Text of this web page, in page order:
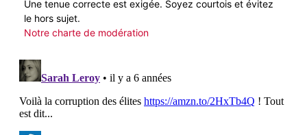
Une tenue correcte est exigée. Soyez courtois et évitez
le hors sujet.
Notre charte de modération